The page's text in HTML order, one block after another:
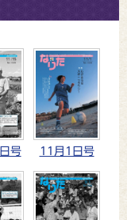
号 11月1日号